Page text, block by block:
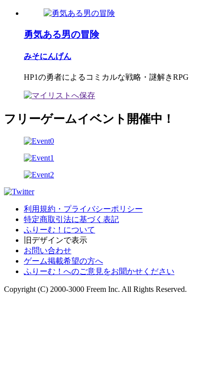
勇気ある男の冒険
みそにんげん
HP1の勇者によるコミカルな戦略・謎解きRPG
フリーゲームイベント開催中！
利用規約・プライバシーポリシー
特定商取引法に基づく表記
ふりーむ！について
旧デザインで表示
お問い合わせ
ゲーム掲載希望の方へ
ふりーむ！へのご意見をお聞かせください
Copyright (C) 2000-3000 Freem Inc. All Rights Reserved.